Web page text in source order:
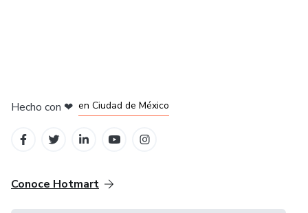
Hecho con ❤ en Ciudad de México
Conoce Hotmart